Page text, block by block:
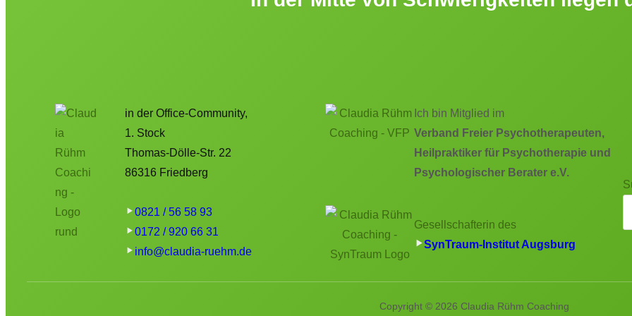
in der Office-Community,
1. Stock
Thomas-Dölle-Str. 22
86316 Friedberg
0821 / 56 58 93
0172 / 920 66 31
info@claudia-ruehm.de
Ich bin Mitglied im
Verband Freier Psychotherapeuten,
Heilpraktiker für Psychotherapie und
Psychologischer Berater e.V.
Gesellschafterin des
SynTraum-Institut Augsburg
Copyright © 2026 Claudia Rühm Coaching